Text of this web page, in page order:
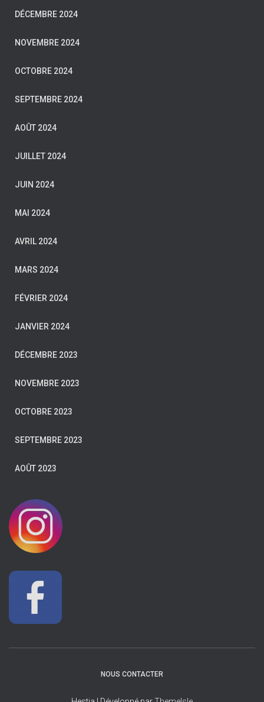
DÉCEMBRE 2024
NOVEMBRE 2024
OCTOBRE 2024
SEPTEMBRE 2024
AOÛT 2024
JUILLET 2024
JUIN 2024
MAI 2024
AVRIL 2024
MARS 2024
FÉVRIER 2024
JANVIER 2024
DÉCEMBRE 2023
NOVEMBRE 2023
OCTOBRE 2023
SEPTEMBRE 2023
AOÛT 2023
NOUS CONTACTER